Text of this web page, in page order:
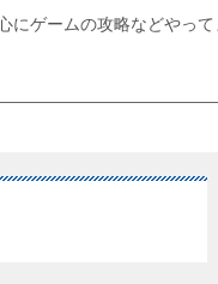
にゲームの攻略などやっ